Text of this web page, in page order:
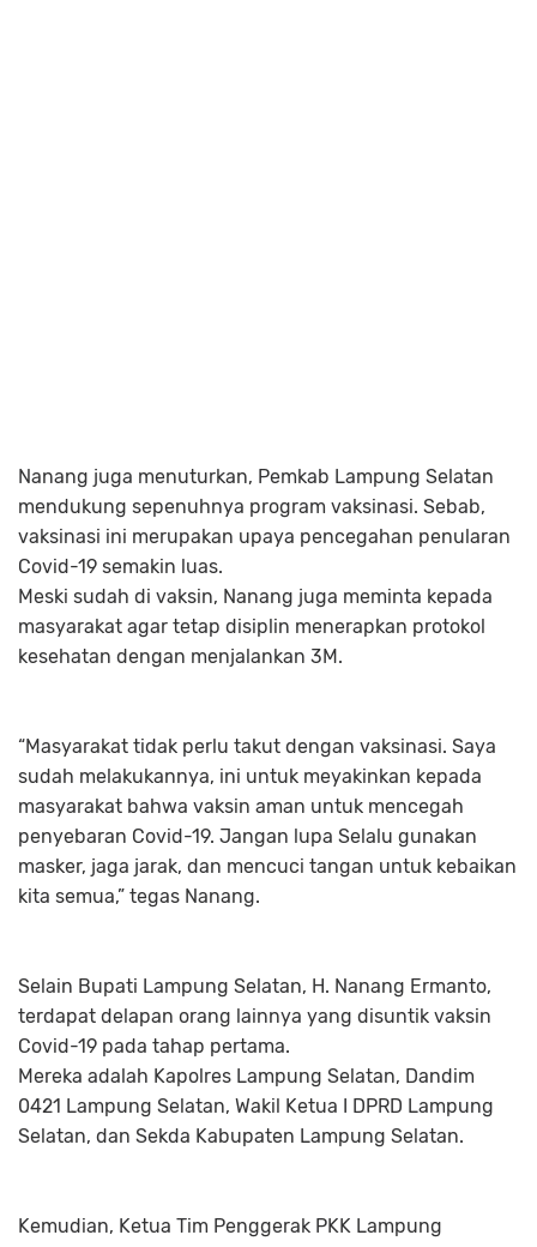
Nanang juga menuturkan, Pemkab Lampung Selatan
mendukung sepenuhnya program vaksinasi. Sebab,
vaksinasi ini merupakan upaya pencegahan penularan
Covid-19 semakin luas.
Meski sudah di vaksin, Nanang juga meminta kepada
masyarakat agar tetap disiplin menerapkan protokol
kesehatan dengan menjalankan 3M.
“Masyarakat tidak perlu takut dengan vaksinasi. Saya
sudah melakukannya, ini untuk meyakinkan kepada
masyarakat bahwa vaksin aman untuk mencegah
penyebaran Covid-19. Jangan lupa Selalu gunakan
masker, jaga jarak, dan mencuci tangan untuk kebaikan
kita semua,” tegas Nanang.
Selain Bupati Lampung Selatan, H. Nanang Ermanto,
terdapat delapan orang lainnya yang disuntik vaksin
Covid-19 pada tahap pertama.
Mereka adalah Kapolres Lampung Selatan, Dandim
0421 Lampung Selatan, Wakil Ketua I DPRD Lampung
Selatan, dan Sekda Kabupaten Lampung Selatan.
Kemudian, Ketua Tim Penggerak PKK Lampung